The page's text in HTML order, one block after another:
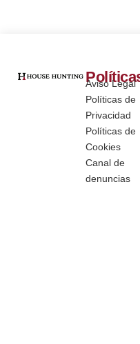
Aviso Legal
Políticas de
Privacidad
Políticas de
Cookies
Canal de
denuncias